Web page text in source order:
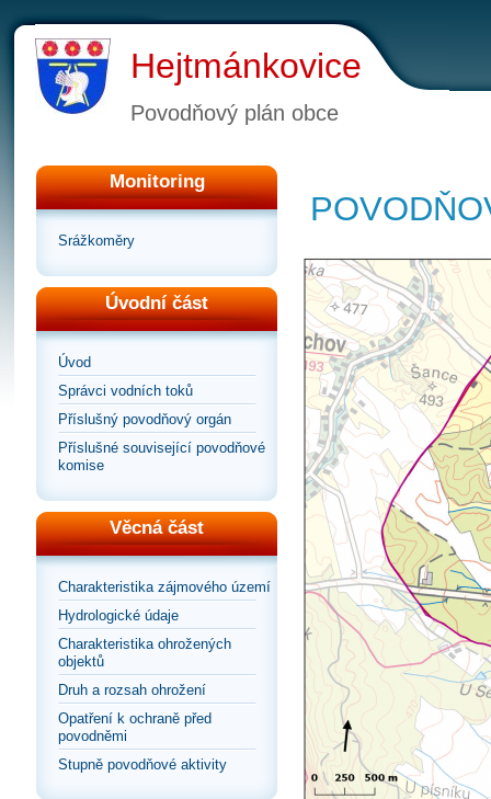
Hejtmánkovice
Povodňový plán obce
Monitoring
Srážkoměry
Úvodní část
Úvod
Správci vodních toků
Příslušný povodňový orgán
Příslušné související povodňové
komise
Věcná část
Charakteristika zájmového území
Hydrologické údaje
Charakteristika ohrožených
objektů
Druh a rozsah ohrožení
Opatření k ochraně před
povodněmi
Stupně povodňové aktivity